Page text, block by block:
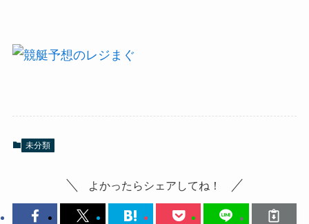
未分類
よかったらシェアしてね！